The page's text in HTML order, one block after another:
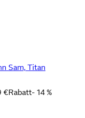
Sam, Titan
€Rabatt- 14 %